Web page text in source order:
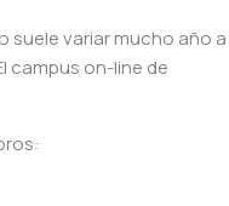
suele variar mucho año
campus on-line de